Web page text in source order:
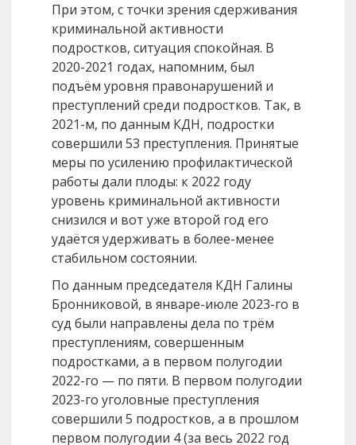
При этом, с точки зрения сдерживания
криминальной активности
подростков, ситуация спокойная. В
2020-2021 годах, напомним, был
подъём уровня правонарушений и
преступлений среди подростков. Так, в
2021-м, по данным КДН, подростки
совершили 53 преступления. Принятые
меры по усилению профилактической
работы дали плоды: к 2022 году
уровень криминальной активности
снизился и вот уже второй год его
удаётся удерживать в более-менее
стабильном состоянии.
По данным председателя КДН Галины
Бронниковой, в январе-июле 2023-го в
суд были направлены дела по трём
преступлениям, совершенным
подростками, а в первом полугодии
2022-го — по пяти. В первом полугодии
2023-го уголовные преступления
совершили 5 подростков, а в прошлом
первом полугодии 4 (за весь 2022 год